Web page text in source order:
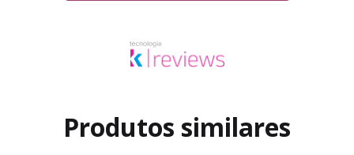
Produtos similares